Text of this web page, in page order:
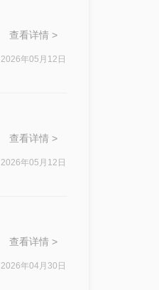
查看详情 >
2026年05月12日
查看详情 >
2026年05月12日
查看详情 >
2026年04月30日